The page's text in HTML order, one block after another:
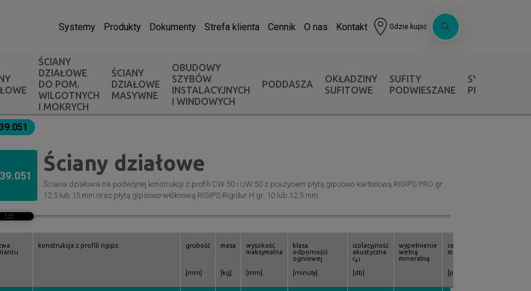
Systemy Produkty Dokumenty Strefa klienta Cennik O nas Kontakt Gdzie kupić
ŚCIANY
DZIAŁOWE
DO POM.
WILGOTNYCH
I MOKRYCH
ŚCIANY
DZIAŁOWE
MASYWNE
OBUDOWY
SZYBÓW
INSTALACYJNYCH
I WINDOWYCH
PODDASZA
OKŁADZINY
SUFITOWE
SUFITY
PODWIESZANE
SYSTEMY
Ściany działowe
Ściana działowa na podwójnej konstrukcji z profili CW 50 i UW 50 z poszyciem płytą gipsowo-kartonową RIGIPS PRO gr.
12,5 lub 15 mm oraz płytą gipsowo-włóknową RIGIPS Rigidur H gr. 10 lub 12,5 mm
konstrukcja z profili rigips grubość
[mm]
masa
[kg]
wysokość
maksymalna
[mm]
klasa
odporności
ogniowej
[minuty]
izolacyjność
akustyczna
ra1
[db]
wypełnienie
wełną
mineralną
cena za
m2
[pln]